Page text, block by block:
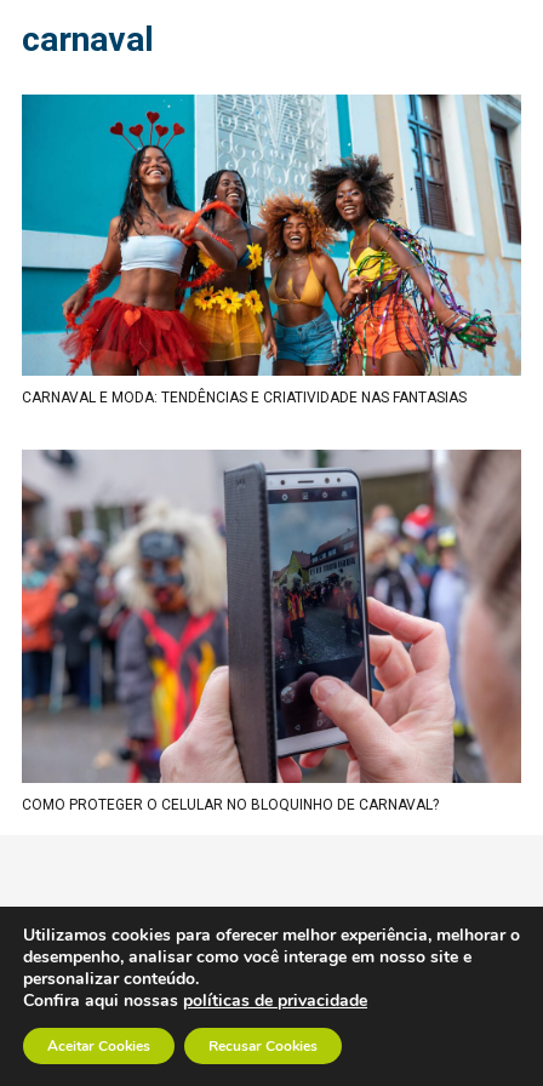
carnaval
CARNAVAL E MODA: TENDÊNCIAS E CRIATIVIDADE NAS FANTASIAS
COMO PROTEGER O CELULAR NO BLOQUINHO DE CARNAVAL?
Utilizamos cookies para oferecer melhor experiência, melhorar o
desempenho, analisar como você interage em nosso site e
personalizar conteúdo.
Confira aqui nossas políticas de privacidade
Aceitar Cookies Recusar Cookies